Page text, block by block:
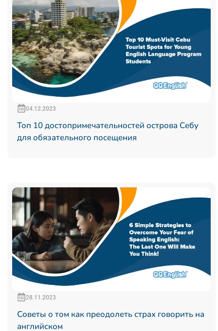
04.12.2023
Топ 10 достопримечательностей острова Себу
для обязательного посещения
28.11.2023
Советы о том как преодолеть страх говорить на
английском